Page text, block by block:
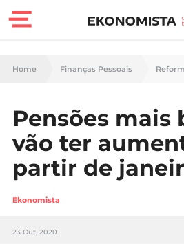
Finanças
Carreira
Casa
Lifestyle
Sociedade
Home Finanças Pessoais
Pensões mais
vão ter
partir de
Ekonomista
23 Out, 2020